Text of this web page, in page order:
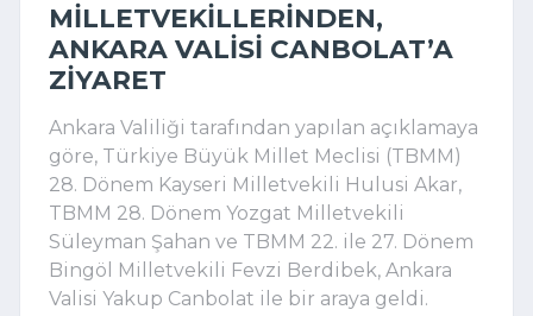
MILLETVEKILLERINDEN,
ANKARA VALISI CANBOLAT’A
ZIYARET
Ankara Valiliği tarafından yapılan açıklamaya
göre, Türkiye Büyük Millet Meclisi (TBMM)
28. Dönem Kayseri Milletvekili Hulusi Akar,
TBMM 28. Dönem Yozgat Milletvekili
Süleyman Şahan ve TBMM 22. ile 27. Dönem
Bingöl Milletvekili Fevzi Berdibek, Ankara
Valisi Yakup Canbolat ile bir araya geldi.